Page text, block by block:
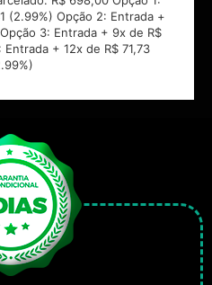
(2.99%) Opção 2: Entrada +
3: Entrada + 9x de R$
+ 12x de R$ 71,73